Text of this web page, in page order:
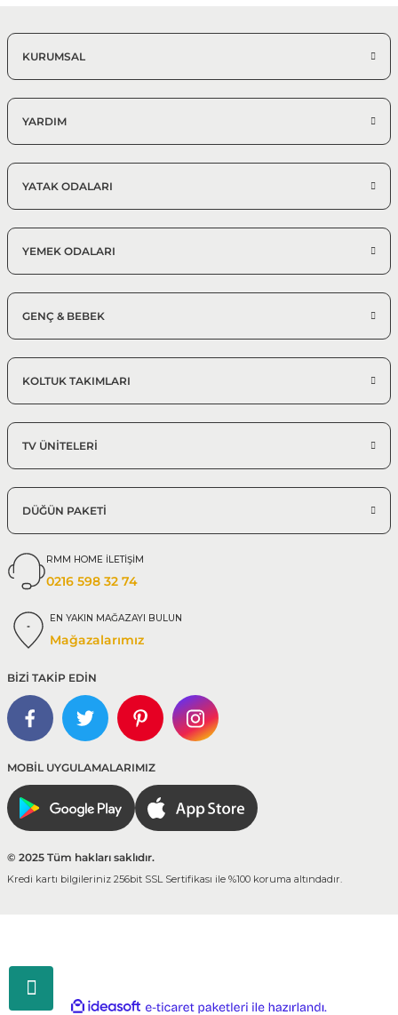
KURUMSAL
YARDIM
YATAK ODALARI
YEMEK ODALARI
GENÇ & BEBEK
KOLTUK TAKIMLARI
TV ÜNİTELERİ
DÜĞÜN PAKETİ
RMM HOME İLETİŞİM
0216 598 32 74
EN YAKIN MAĞAZAYI BULUN
Mağazalarımız
BİZİ TAKİP EDİN
MOBİL UYGULAMALARIMIZ
© 2025 Tüm hakları saklıdır.
Kredi kartı bilgileriniz 256bit SSL Sertifikası ile %100 koruma altındadır.
ideasoft e-